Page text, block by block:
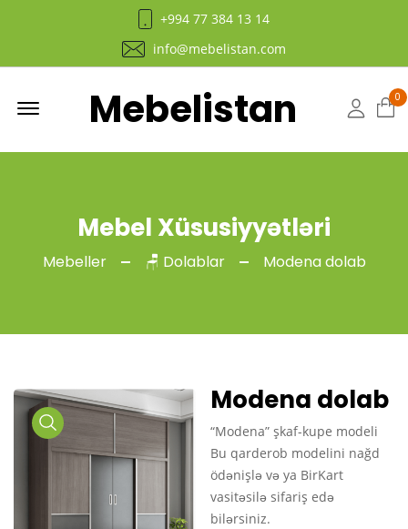
+994 77 384 13 14
info@mebelistan.com
Mebelistan 0
Mebel Xüsusiyyətləri
Mebeller 🪑 Dolablar Modena dolab
Media
Gallery
Modena dolab
“Modena” şkaf-kupe modeli
Bu qarderob modelini nağd
ödənişlə və ya BirKart
vasitəsilə sifariş edə
bilərsiniz.